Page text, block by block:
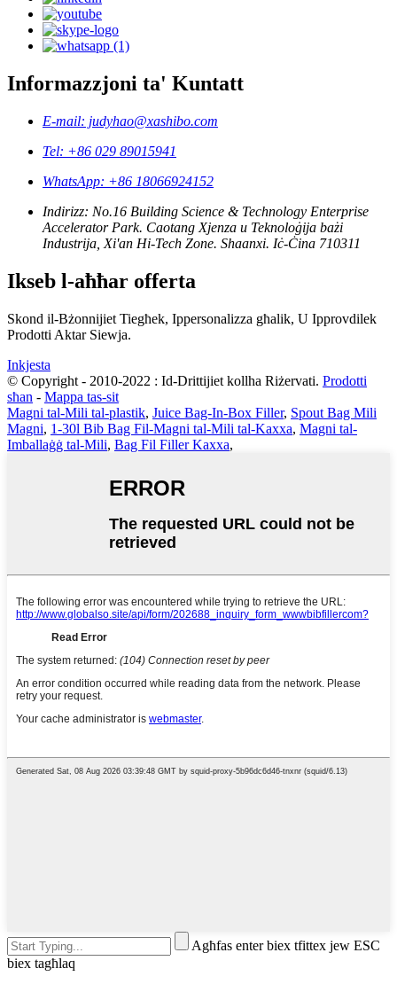
Informazzjoni ta' Kuntatt
E-mail: judyhao@xashibo.com
Tel: +86 029 89015941
WhatsApp: +86 18066924152
Indirizz: No.16 Building Science & Technology Enterprise
Accelerator Park. Caotang Xjenza u Teknoloġija bażi
Industrija, Xi'an Hi-Tech Zone. Shaanxi. Iċ-Ċina 710311
Ikseb l-aħħar offerta
Skond il-Bżonnijiet Tiegħek, Ippersonalizza għalik, U Ipprovdilek
Prodotti Aktar Siewja.
Inkjesta
© Copyright - 2010-2022 : Id-Drittijiet kollha Riżervati. Prodotti
sħan - Mappa tas-sit
Magni tal-Mili tal-plastik, Juice Bag-In-Box Filler, Spout Bag Mili
Magni, 1-30l Bib Bag Fil-Magni tal-Mili tal-Kaxxa, Magni tal-
Imballaġġ tal-Mili, Bag Fil Filler Kaxxa,
Agħfas enter biex tfittex jew ESC
biex tagħlaq